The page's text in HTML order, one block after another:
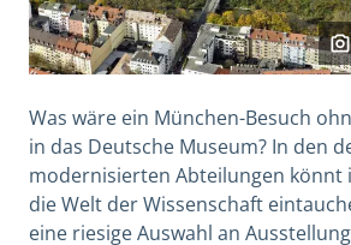
Was wäre ein München-Besuch
in das Deutsche Museum? In den
modernisierten Abteilungen könnt
die Welt der Wissenschaft
eine riesige Auswahl an